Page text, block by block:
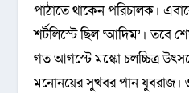
পাঠাতে থাকেন পরিচালক।
শর্টলিস্টে ছিল ‘আদিম’। তবে
গত আগস্টে মস্কো চলচ্চিত্র
মনোনয়ের সুখবর পান